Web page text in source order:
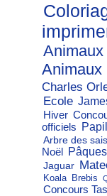
Animaux
Animaux
Charles
Ecole
Hiver
officiels
Arbre des
Noël Pâques
Jaguar
Koala Brebis
Concours